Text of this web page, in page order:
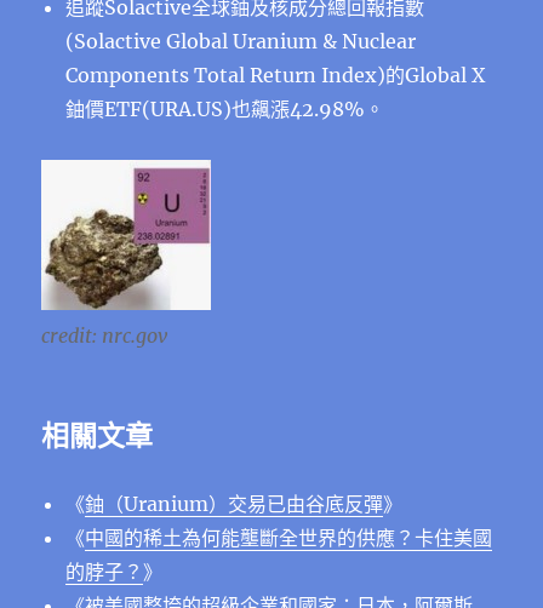
追蹤Solactive全球鈾及核成分總回報指數
(Solactive Global Uranium & Nuclear
Components Total Return Index)的Global X
鈾價ETF(URA.US)也飆漲42.98%。
credit: nrc.gov
相關文章
《鈾（Uranium）交易已由谷底反彈》
《中國的稀土為何能壟斷全世界的供應？卡住美國
的脖子？》